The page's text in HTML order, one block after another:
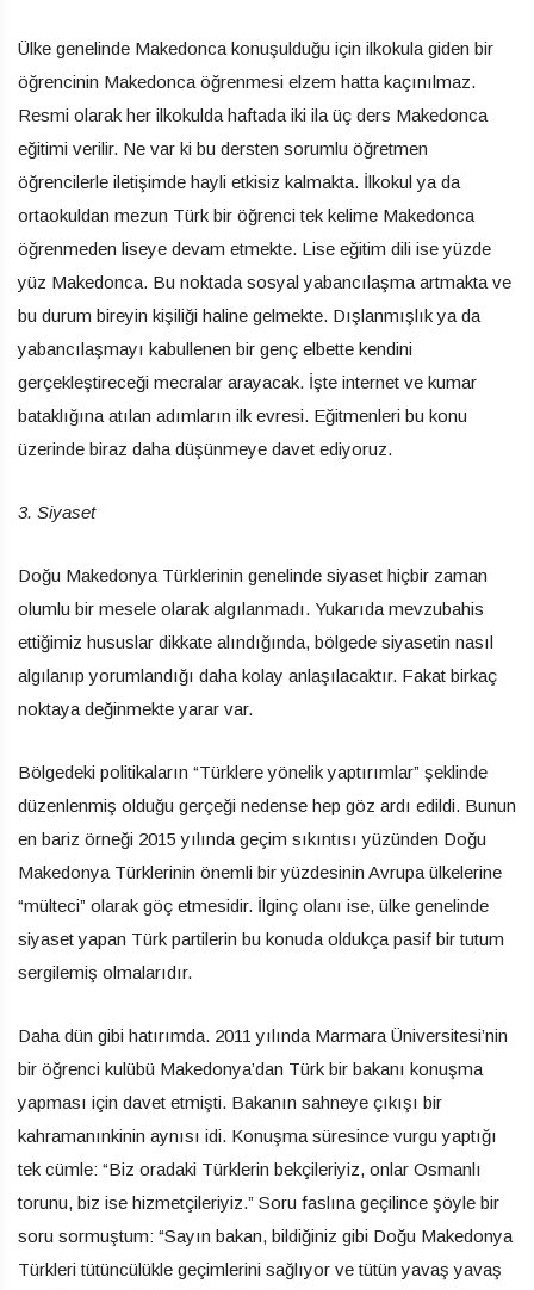
Ülke genelinde Makedonca konuşulduğu için ilkokula giden bir
öğrencinin Makedonca öğrenmesi elzem hatta kaçınılmaz.
Resmi olarak her ilkokulda haftada iki ila üç ders Makedonca
eğitimi verilir. Ne var ki bu dersten sorumlu öğretmen
öğrencilerle iletişimde hayli etkisiz kalmakta. İlkokul ya da
ortaokuldan mezun Türk bir öğrenci tek kelime Makedonca
öğrenmeden liseye devam etmekte. Lise eğitim dili ise yüzde
yüz Makedonca. Bu noktada sosyal yabancılaşma artmakta ve
bu durum bireyin kişiliği haline gelmekte. Dışlanmışlık ya da
yabancılaşmayı kabullenen bir genç elbette kendini
gerçekleştireceği mecralar arayacak. İşte internet ve kumar
bataklığına atılan adımların ilk evresi. Eğitmenleri bu konu
üzerinde biraz daha düşünmeye davet ediyoruz.
3. Siyaset
Doğu Makedonya Türklerinin genelinde siyaset hiçbir zaman
olumlu bir mesele olarak algılanmadı. Yukarıda mevzubahis
ettiğimiz hususlar dikkate alındığında, bölgede siyasetin nasıl
algılanıp yorumlandığı daha kolay anlaşılacaktır. Fakat birkaç
noktaya değinmekte yarar var.
Bölgedeki politikaların “Türklere yönelik yaptırımlar” şeklinde
düzenlenmiş olduğu gerçeği nedense hep göz ardı edildi. Bunun
en bariz örneği 2015 yılında geçim sıkıntısı yüzünden Doğu
Makedonya Türklerinin önemli bir yüzdesinin Avrupa ülkelerine
“mülteci” olarak göç etmesidir. İlginç olanı ise, ülke genelinde
siyaset yapan Türk partilerin bu konuda oldukça pasif bir tutum
sergilemiş olmalarıdır.
Daha dün gibi hatırımda. 2011 yılında Marmara Üniversitesi’nin
bir öğrenci kulübü Makedonya’dan Türk bir bakanı konuşma
yapması için davet etmişti. Bakanın sahneye çıkışı bir
kahramanınkinin aynısı idi. Konuşma süresince vurgu yaptığı
tek cümle: “Biz oradaki Türklerin bekçileriyiz, onlar Osmanlı
torunu, biz ise hizmetçileriyiz.” Soru faslına geçilince şöyle bir
soru sormuştum: “Sayın bakan, bildiğiniz gibi Doğu Makedonya
Türkleri tütüncülükle geçimlerini sağlıyor ve tütün yavaş yavaş